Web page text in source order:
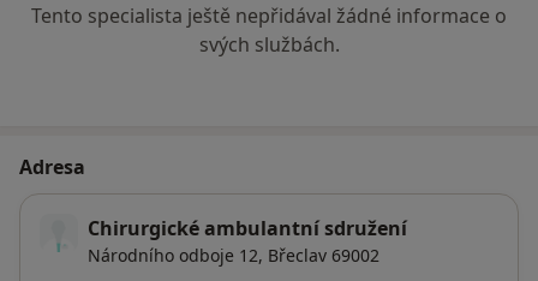
Tento specialista ještě nepřidával žádné informace o
svých službách.
Adresa
Chirurgické ambulantní sdružení
Národního odboje 12, Břeclav 69002